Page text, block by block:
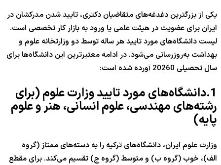
یکی از بزرگترین دغدغه‌های متقاضیان دکتری، تایید شدن مدرکشان در
ایران برای عضویت در هیئت علمی یا ورود به بازار کار تخصصی است.
لیست دانشگاه‌های مورد تایید هر ساله توسط دو وزارتخانه علوم و
بهداشت به‌روزرسانی می‌شود. در ادامه معتبرترین این دانشگاه‌ها برای
سال تحصیلی 20260 آورده شده است:
1.دانشگاه‌های مورد تایید وزارت علوم (برای
رشته‌های مهندسی، علوم انسانی، هنر و علوم
پایه)
وزارت علوم ایران، دانشگاه‌های ترکیه را به دسته‌های ممتاز (گروه
الف)، خوب (گروه ب) و متوسط (گروه ج) تقسیم می‌کند. برای مقطع